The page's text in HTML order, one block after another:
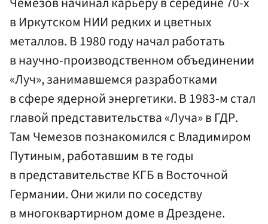
в Иркутском НИИ редких и цветных
металлов. В 1980 году начал работать
в научно-производственном объединении
«Луч», занимавшемся разработками
в сфере ядерной энергетики. В 1983-м стал
главой представительства «Луча» в ГДР.
Там Чемезов познакомился с Владимиром
Путиным, работавшим в те годы
в представительстве КГБ в Восточной
Германии. Они жили по соседству
в многоквартирном доме в Дрездене.